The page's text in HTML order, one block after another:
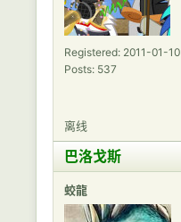
Registered: 2011-01-10
Posts: 537
离线
巴洛戈斯
蛟龍